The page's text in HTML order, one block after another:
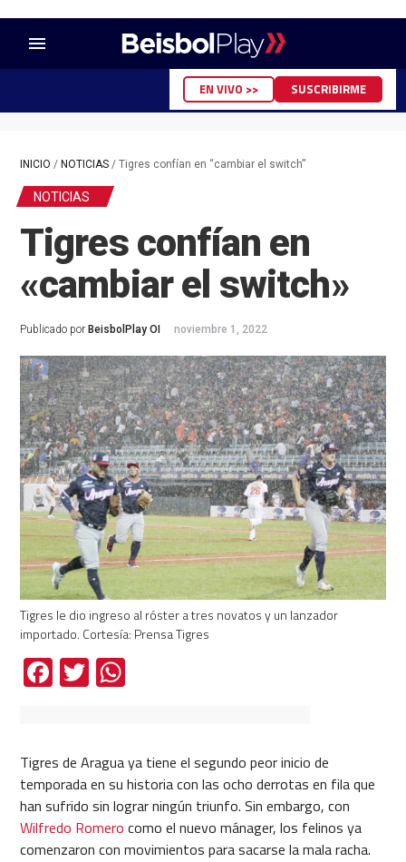
menu
EN VIVO >> SUSCRIBIRME
INICIO / NOTICIAS/ Tigres confían en “cambiar el switch”
NOTICIAS
Tigres confían en
«cambiar el switch»
Publicado por BeisbolPlay OI noviembre 1, 2022
Tigres le dio ingreso al róster a tres novatos y un lanzador
importado. Cortesía: Prensa Tigres
Facebook
Twitter
Tigres de Aragua ya tiene el segundo peor inicio de
temporada en su historia con las ocho derrotas en fila que
han sufrido sin lograr ningún triunfo. Sin embargo, con
Wilfredo Romero como el nuevo mánager, los felinos ya
comenzaron con movimientos para sacarse la mala racha.